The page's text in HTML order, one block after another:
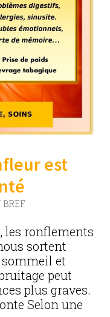
est
BREF
les ronflements
sortent
et
peut
plus graves.
Selon une